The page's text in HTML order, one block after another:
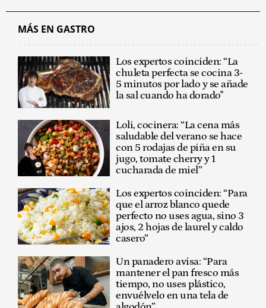
MÁS EN GASTRO
Los expertos coinciden: “La
chuleta perfecta se cocina 3-
5 minutos por lado y se añade
la sal cuando ha dorado"
Loli, cocinera: “La cena más
saludable del verano se hace
con 5 rodajas de piña en su
jugo, tomate cherry y 1
cucharada de miel”
Los expertos coinciden: “Para
que el arroz blanco quede
perfecto no uses agua, sino 3
ajos, 2 hojas de laurel y caldo
casero”
Un panadero avisa: “Para
mantener el pan fresco más
tiempo, no uses plástico,
envuélvelo en una tela de